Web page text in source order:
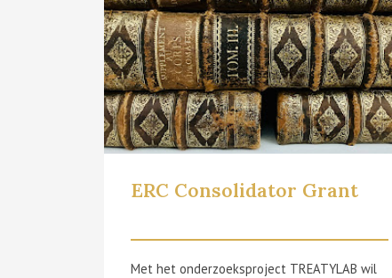
ERC Consolidator Grant
Met het onderzoeksproject TREATYLAB wil